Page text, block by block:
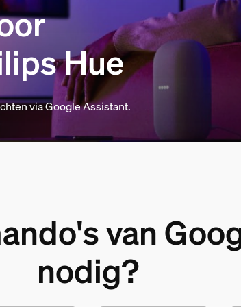
Hue
via Google Assistant.
van
nodig?